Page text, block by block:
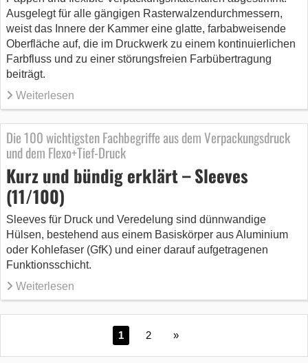
Ausgelegt für alle gängigen Rasterwalzendurchmessern,
weist das Innere der Kammer eine glatte, farbabweisende
Oberfläche auf, die im Druckwerk zu einem kontinuierlichen
Farbfluss und zu einer störungsfreien Farbübertragung
beiträgt.
Weiterlesen
Die 100 wichtigsten Fachbegriffe aus dem Verpackungsdruck
und dem Flexo+Tief-Druck
Kurz und bündig erklärt – Sleeves
(11/100)
Sleeves für Druck und Veredelung sind dünnwandige
Hülsen, bestehend aus einem Basiskörper aus Aluminium
oder Kohlefaser (GfK) und einer darauf aufgetragenen
Funktionsschicht.
Weiterlesen
1 2 »